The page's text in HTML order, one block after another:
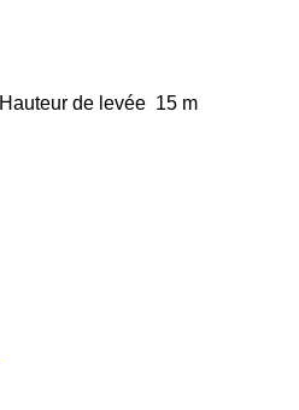
Hauteur de levée 15 m